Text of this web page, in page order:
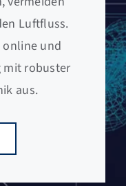
Luftfluss.
online und
mit robuster
aus.